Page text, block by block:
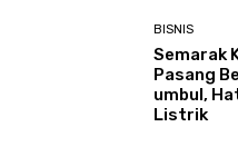
BISNIS
Semarak
Pasang
umbul,
Listrik